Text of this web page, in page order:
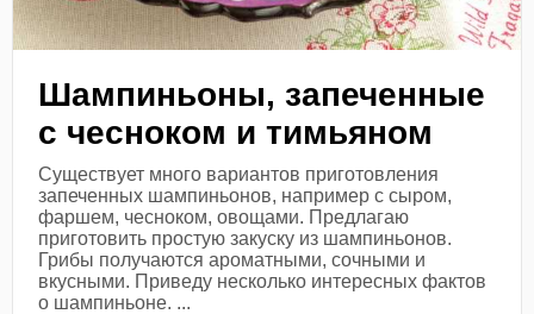
Шампиньоны, запеченные
с чесноком и тимьяном
Существует много вариантов приготовления
запеченных шампиньонов, например с сыром,
фаршем, чесноком, овощами. Предлагаю
приготовить простую закуску из шампиньонов.
Грибы получаются ароматными, сочными и
вкусными. Приведу несколько интересных фактов
о шампиньоне. ...